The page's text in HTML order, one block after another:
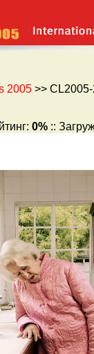
2005 >>
0% ::